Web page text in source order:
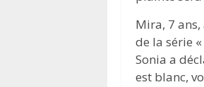
Mira, 7
de la série
Sonia a
est blanc,